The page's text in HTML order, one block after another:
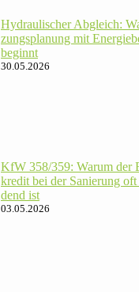
Hydrau­li­scher Abgleich:
zungs­pla­nung mit
beginnt
30.05.2026
KfW 358/​359: Warum der
kredit bei der Sanie­rung
dend ist
03.05.2026